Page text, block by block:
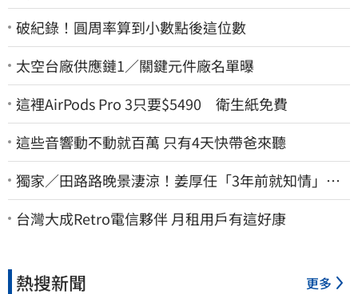
破紀錄！圓周率算到小數點後這位數
太空台廠供應鏈1／關鍵元件廠名單曝
這裡AirPods Pro 3只要$5490 衛生紙免費
這些音響動不動就百萬 只有4天快帶爸來聽
獨家／田路路晚景淒涼！姜厚任「3年前就知情」
友人私下援助內幕曝光
台灣大成Retro電信夥伴 月租用戶有這好康
熱搜新聞 更多